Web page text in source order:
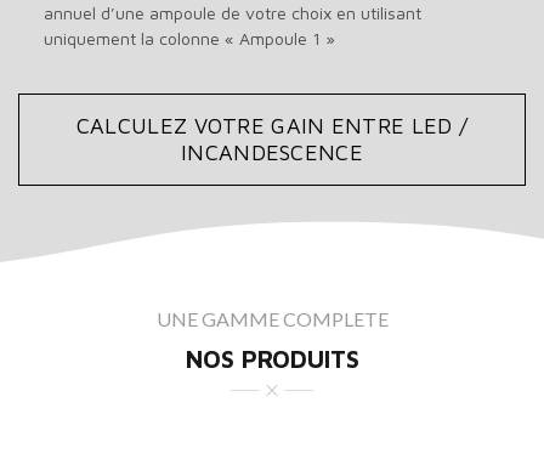
annuel d’une ampoule de votre choix en utilisant
uniquement la colonne « Ampoule 1 »
CALCULEZ VOTRE GAIN ENTRE LED /
INCANDESCENCE
UNE GAMME COMPLETE
NOS PRODUITS